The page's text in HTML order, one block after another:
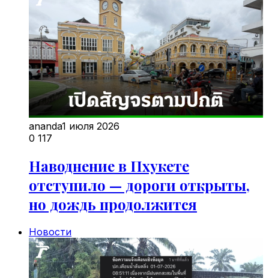
ananda1 июля 2026
0 117
Наводнение в Пхукете
отступило — дороги открыты,
но дождь продолжится
Новости